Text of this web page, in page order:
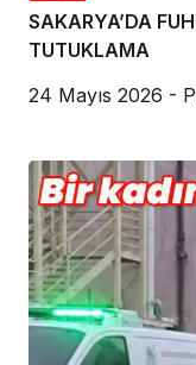
SAKARYA’DA
TUTUKLAMA
24 Mayıs 2026 -